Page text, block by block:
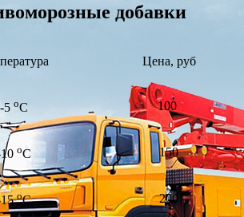
добавки
Цена, руб
-5 оС 100
оС 150
оС 200